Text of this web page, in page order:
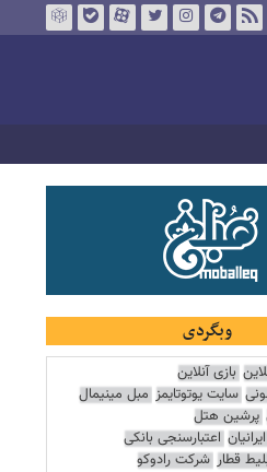
وبگردی
بازی آنلاین
سایت یوتوتایمز مبل مینیمال
پرشین هتل
اعتبارسنجی بانکی
قطار شرکت رادوکو